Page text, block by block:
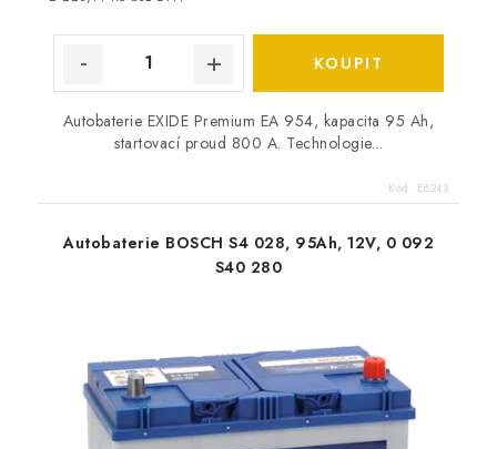
Autobaterie EXIDE Premium EA 954, kapacita 95 Ah,
startovací proud 800 A. Technologie...
Kód: E6243
Autobaterie BOSCH S4 028, 95Ah, 12V, 0 092
S40 280